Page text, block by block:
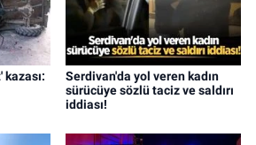
Serdivan'da yol veren kadın
sürücüye sözlü taciz ve saldırı
iddiası!